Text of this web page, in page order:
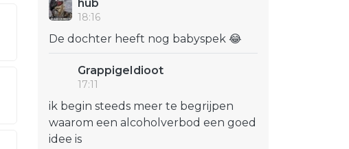
hub
18:16
De dochter heeft nog babyspek 😂
GrappigeIdioot
17:11
ik begin steeds meer te begrijpen
waarom een alcoholverbod een goed
idee is